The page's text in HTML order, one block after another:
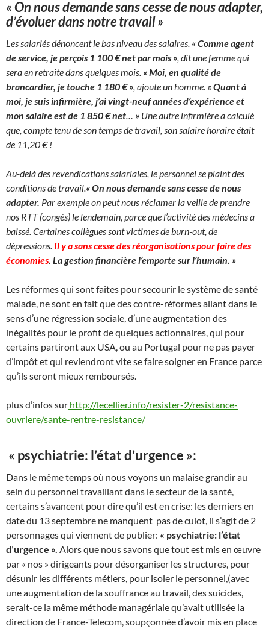
« On nous demande sans cesse de nous adapter,
d’évoluer dans notre travail »
Les salariés dénoncent le bas niveau des salaires. « Comme agent
de service, je perçois 1 100 € net par mois », dit une femme qui
sera en retraite dans quelques mois. « Moi, en qualité de
brancardier, je touche 1 180 € », ajoute un homme. « Quant à
moi, je suis infirmière, j’ai vingt-neuf années d’expérience et
mon salaire est de 1 850 € net… » Une autre infirmière a calculé
que, compte tenu de son temps de travail, son salaire horaire était
de 11,20 € !
Au-delà des revendications salariales, le personnel se plaint des
conditions de travail.« On nous demande sans cesse de nous
adapter. Par exemple on peut nous réclamer la veille de prendre
nos RTT (congés) le lendemain, parce que l’activité des médecins a
baissé. Certaines collègues sont victimes de burn-out, de
dépressions. Il y a sans cesse des réorganisations pour faire des
économies. La gestion financière l’emporte sur l’humain. »
Les réformes qui sont faites pour secourir le système de santé
malade, ne sont en fait que des contre-réformes allant dans le
sens d’une régression sociale, d’une augmentation des
inégalités pour le profit de quelques actionnaires, qui pour
certains partiront aux USA, ou au Portugal pour ne pas payer
d’impôt et qui reviendront vite se faire soigner en France parce
qu’ils seront mieux remboursés.
plus d’infos sur http://lecellier.info/resister-2/resistance-
ouvriere/sante-rentre-resistance/
« psychiatrie: l’état d’urgence »:
Dans le même temps où nous voyons un malaise grandir au
sein du personnel travaillant dans le secteur de la santé,
certains s’avancent pour dire qu’il est en crise: les derniers en
date du 13 septembre ne manquent pas de culot, il s’agit de 2
personnages qui viennent de publier: « psychiatrie: l’état
d’urgence ». Alors que nous savons que tout est mis en œuvre
par « nos » dirigeants pour désorganiser les structures, pour
désunir les différents métiers, pour isoler le personnel,(avec
une augmentation de la souffrance au travail, des suicides,
serait-ce la même méthode managériale qu’avait utilisée la
direction de France-Telecom, soupçonnée d’avoir mis en place